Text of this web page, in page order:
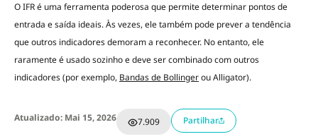
O IFR é uma ferramenta poderosa que permite determinar pontos de
entrada e saída ideais. Às vezes, ele também pode prever a tendência
que outros indicadores demoram a reconhecer. No entanto, ele
raramente é usado sozinho e deve ser combinado com outros
indicadores (por exemplo, Bandas de Bollingerou Alligator).
Atualizado: Mai 15, 2026 7.909 Partilhar